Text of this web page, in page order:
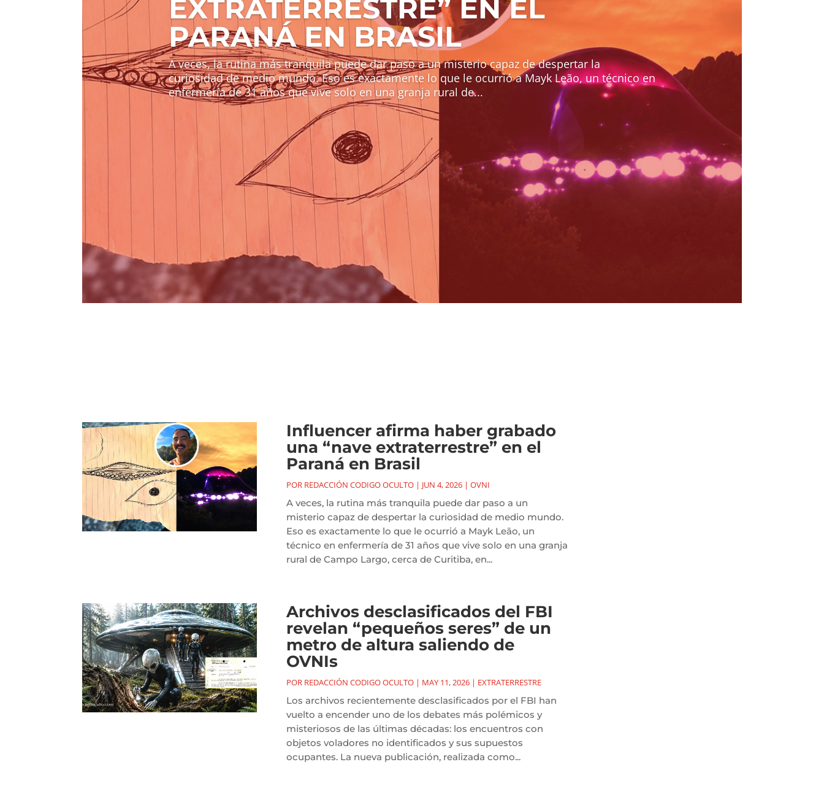
EXTRATERRESTRE” EN EL
PARANÁ EN BRASIL
A veces, la rutina más tranquila puede dar paso a un misterio capaz de despertar la
curiosidad de medio mundo. Eso es exactamente lo que le ocurrió a Mayk Leão, un técnico en
enfermería de 31 años que vive solo en una granja rural de...
Influencer afirma haber grabado
una “nave extraterrestre” en el
Paraná en Brasil
POR REDACCIÓN CODIGO OCULTO| JUN 4, 2026| OVNI
A veces, la rutina más tranquila puede dar paso a un
misterio capaz de despertar la curiosidad de medio mundo.
Eso es exactamente lo que le ocurrió a Mayk Leão, un
técnico en enfermería de 31 años que vive solo en una granja
rural de Campo Largo, cerca de Curitiba, en...
Archivos desclasificados del FBI
revelan “pequeños seres” de un
metro de altura saliendo de
OVNIs
POR REDACCIÓN CODIGO OCULTO| MAY 11, 2026| EXTRATERRESTRE
Los archivos recientemente desclasificados por el FBI han
vuelto a encender uno de los debates más polémicos y
misteriosos de las últimas décadas: los encuentros con
objetos voladores no identificados y sus supuestos
ocupantes. La nueva publicación, realizada como...